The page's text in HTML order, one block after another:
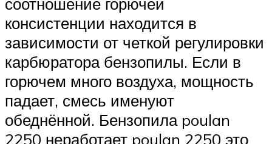
консистенции находится в
зависимости от четкой регулировки
карбюратора бензопилы. Если в
горючем много воздуха, мощность
падает, смесь именуют
обеднённой. Бензопила poulan
2250 неработает poulan 2250 это